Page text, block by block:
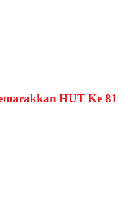
HUT Ke 81